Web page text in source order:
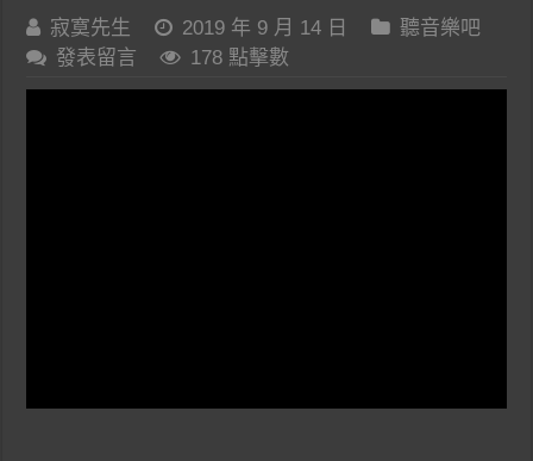
寂寞先生 2019 年 9 月 14 日
聽音樂吧
發表留言
178 點擊數